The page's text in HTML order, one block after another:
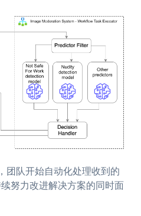
团队开始自动化处理收到的
努力改进解决方案的同时面